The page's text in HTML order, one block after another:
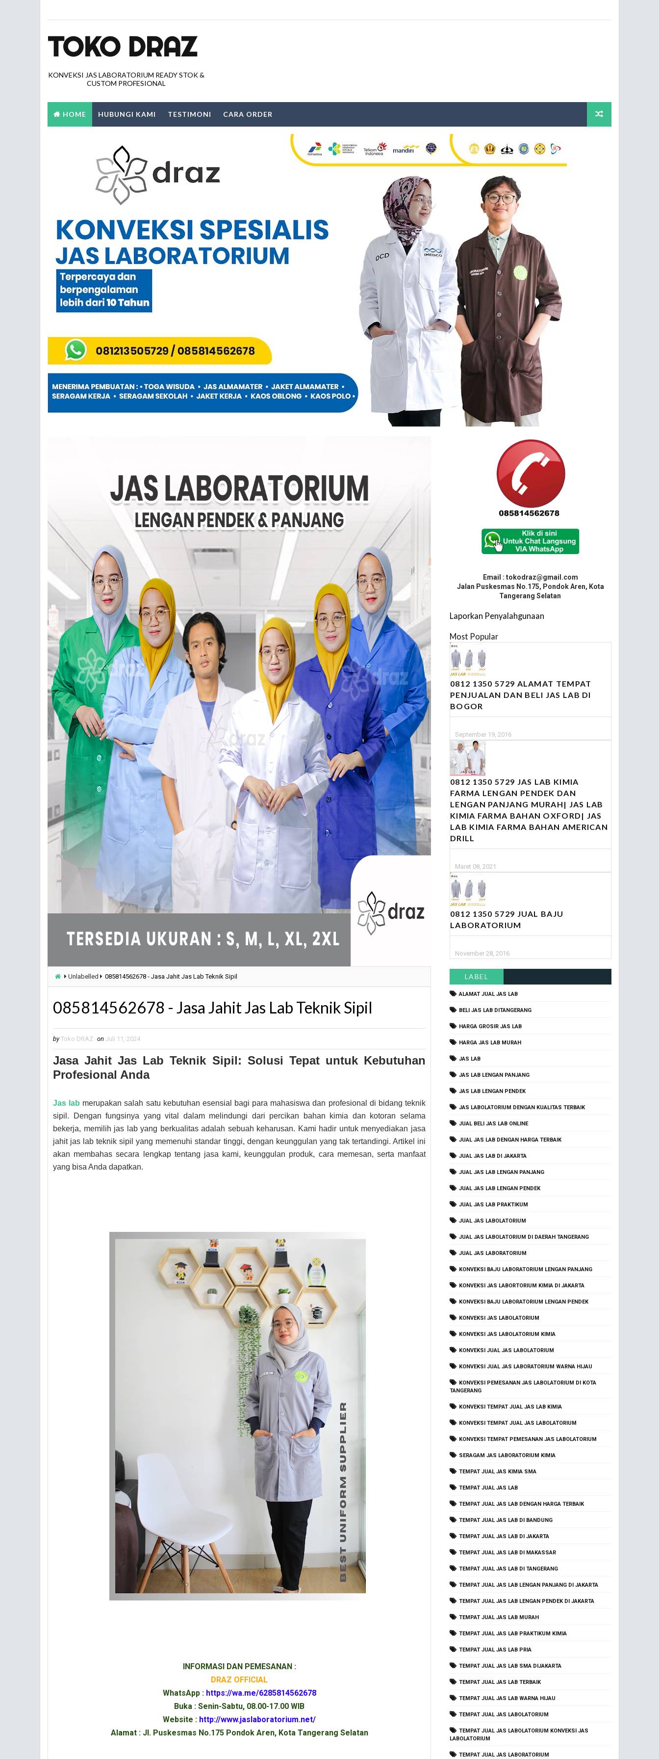
TOKO DRAZ
KONVEKSI JAS LABORATORIUM READY STOK &
CUSTOM PROFESIONAL
HOME HUBUNGI KAMI TESTIMONI CARA ORDER
Unlabelled 085814562678 - Jasa Jahit Jas Lab Teknik Sipil
085814562678 - Jasa Jahit Jas Lab Teknik Sipil
by Toko DRAZ on Juli 11, 2024
Jasa Jahit Jas Lab Teknik Sipil: Solusi Tepat untuk Kebutuhan
Profesional Anda
Jas lab merupakan salah satu kebutuhan esensial bagi para mahasiswa dan profesional di bidang teknik
sipil. Dengan fungsinya yang vital dalam melindungi dari percikan bahan kimia dan kotoran selama
bekerja, memilih jas lab yang berkualitas adalah sebuah keharusan. Kami hadir untuk menyediakan jasa
jahit jas lab teknik sipil yang memenuhi standar tinggi, dengan keunggulan yang tak tertandingi. Artikel ini
akan membahas secara lengkap tentang jasa kami, keunggulan produk, cara memesan, serta manfaat
yang bisa Anda dapatkan.
INFORMASI DAN PEMESANAN :
DRAZ OFFICIAL
WhatsApp : https://wa.me/6285814562678
Buka : Senin-Sabtu, 08.00-17.00 WIB
Website : http://www.jaslaboratorium.net/
Alamat : Jl. Puskesmas No.175 Pondok Aren, Kota Tangerang Selatan
Email : tokodraz@gmail.com
Jalan Puskesmas No.175, Pondok Aren, Kota
Tangerang Selatan
Laporkan Penyalahgunaan
Most Popular
0812 1350 5729 ALAMAT TEMPAT
PENJUALAN DAN BELI JAS LAB DI
BOGOR
September 19, 2016
0812 1350 5729 JAS LAB KIMIA
FARMA LENGAN PENDEK DAN
LENGAN PANJANG MURAH| JAS LAB
KIMIA FARMA BAHAN OXFORD| JAS
LAB KIMIA FARMA BAHAN AMERICAN
DRILL
Maret 08, 2021
0812 1350 5729 JUAL BAJU
LABORATORIUM
November 28, 2016
LABEL
ALAMAT JUAL JAS LAB
BELI JAS LAB DITANGERANG
HARGA GROSIR JAS LAB
HARGA JAS LAB MURAH
JAS LAB
JAS LAB LENGAN PANJANG
JAS LAB LENGAN PENDEK
JAS LABOLATORIUM DENGAN KUALITAS TERBAIK
JUAL BELI JAS LAB ONLINE
JUAL JAS LAB DENGAN HARGA TERBAIK
JUAL JAS LAB DI JAKARTA
JUAL JAS LAB LENGAN PANJANG
JUAL JAS LAB LENGAN PENDEK
JUAL JAS LAB PRAKTIKUM
JUAL JAS LABOLATORIUM
JUAL JAS LABOLATORIUM DI DAERAH TANGERANG
JUAL JAS LABORATORIUM
KONVEKSI BAJU LABORATORIUM LENGAN PANJANG
KONVEKSI JAS LABORTORIUM KIMIA DI JAKARTA
KONVEKSI BAJU LABORATORIUM LENGAN PENDEK
KONVEKSI JAS LABOLATORIUM
KONVEKSI JAS LABOLATORIUM KIMIA
KONVEKSI JUAL JAS LABOLATORIUM
KONVEKSI JUAL JAS LABORATORIUM WARNA HIJAU
KONVEKSI PEMESANAN JAS LABOLATORIUM DI KOTA
TANGERANG
KONVEKSI TEMPAT JUAL JAS LAB KIMIA
KONVEKSI TEMPAT JUAL JAS LABOLATORIUM
KONVEKSI TEMPAT PEMESANAN JAS LABOLATORIUM
SERAGAM JAS LABORATORIUM KIMIA
TEMPAT JUAL JAS KIMIA SMA
TEMPAT JUAL JAS LAB
TEMPAT JUAL JAS LAB DENGAN HARGA TERBAIK
TEMPAT JUAL JAS LAB DI BANDUNG
TEMPAT JUAL JAS LAB DI JAKARTA
TEMPAT JUAL JAS LAB DI MAKASSAR
TEMPAT JUAL JAS LAB DI TANGERANG
TEMPAT JUAL JAS LAB LENGAN PANJANG DI JAKARTA
TEMPAT JUAL JAS LAB LENGAN PENDEK DI JAKARTA
TEMPAT JUAL JAS LAB MURAH
TEMPAT JUAL JAS LAB PRAKTIKUM KIMIA
TEMPAT JUAL JAS LAB PRIA
TEMPAT JUAL JAS LAB SMA DIJAKARTA
TEMPAT JUAL JAS LAB TERBAIK
TEMPAT JUAL JAS LAB WARNA HIJAU
TEMPAT JUAL JAS LABOLATORIUM
TEMPAT JUAL JAS LABOLATORIUM KONVEKSI JAS
LABOLATORIUM
TEMPAT JUAL JAS LABORATORIUM